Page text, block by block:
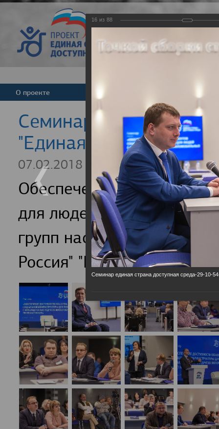
О проекте
Cеминар для
"Единая страна -
07.02.2018
Обеспечение
для людей с
групп населения
Россия" "Единая страна-
16 из 88
Семинар единая страна доступная среда-29-10-